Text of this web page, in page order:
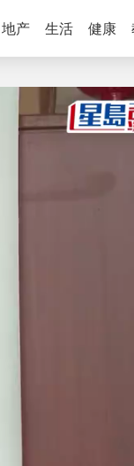
地产 生活 健康